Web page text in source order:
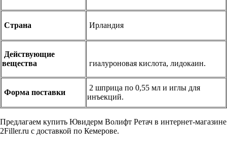
Страна Ирландия
Действующие
вещества
гиалуроновая кислота, лидокаин.
Форма поставки
2 шприца по 0,55 мл и иглы для
инъекций.
Предлагаем купить Ювидерм Волифт Ретач в интернет-магазине
2Filler.ru с доставкой по Кемерове.